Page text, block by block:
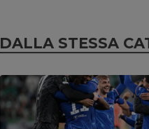
DALLA STESSA